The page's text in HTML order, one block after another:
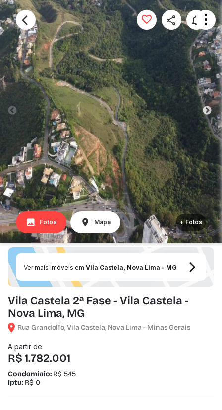
Fotos Mapa + Fotos
Ver mais imóveis em Vila Castela, Nova Lima - MG
Vila Castela 2ª Fase - Vila Castela -
Nova Lima, MG
Rua Grandolfo, Vila Castela, Nova Lima - Minas Gerais
A partir de:
R$ 1.782.001
Condomínio: R$ 545
Iptu: R$ 0